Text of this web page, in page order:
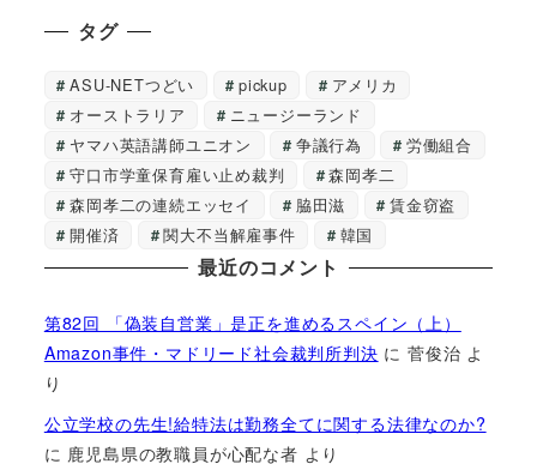
タグ
ASU-NETつどい pickup
アメリカ
オーストラリア
ニュージーランド
ヤマハ英語講師ユニオン
争議行為
労働組合
守口市学童保育雇い止め裁判
森岡孝二
森岡孝二の連続エッセイ
脇田滋
賃金窃盗
開催済
関大不当解雇事件 韓国
最近のコメント
第82回 「偽装自営業」是正を進めるスペイン（上）
Amazon事件・マドリード社会裁判所判決 に菅俊治 よ
り
公立学校の先生!給特法は勤務全てに関する法律なのか?
に 鹿児島県の教職員が心配な者 より